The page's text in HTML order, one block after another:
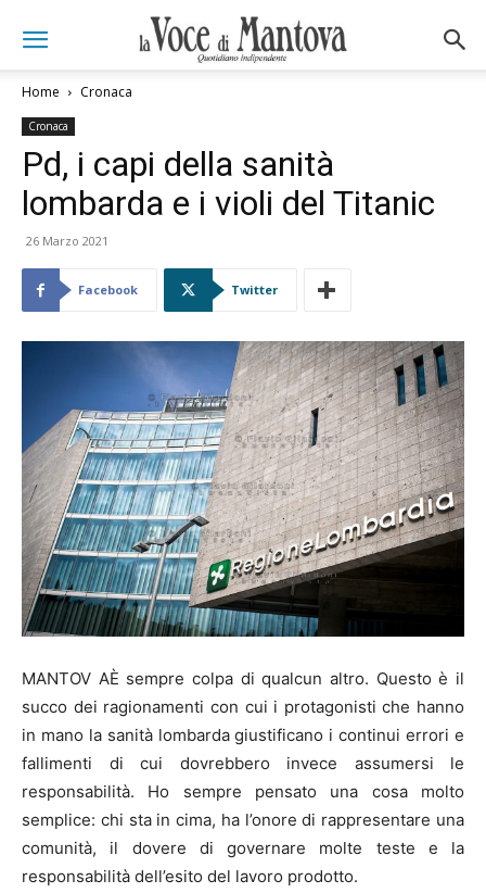
Home Cronaca
Cronaca
Pd, i capi della sanità
lombarda e i violi del Titanic
26 Marzo 2021
Facebook Twitter
MANTOV AÈ sempre colpa di qualcun altro. Questo è il
succo dei ragionamenti con cui i protagonisti che hanno
in mano la sanità lombarda giustificano i continui errori e
fallimenti di cui dovrebbero invece assumersi le
responsabilità. Ho sempre pensato una cosa molto
semplice: chi sta in cima, ha l’onore di rappresentare una
comunità, il dovere di governare molte teste e la
responsabilità dell’esito del lavoro prodotto.